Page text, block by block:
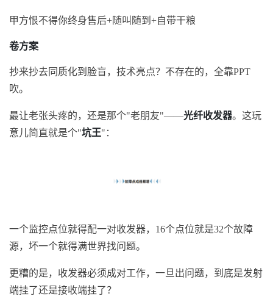
甲方恨不得你终身售后+随叫随到+自带干粮
卷方案
抄来抄去同质化到脸盲，技术亮点？不存在的，全靠PPT
吹。
最让老张头疼的，还是那个"老朋友"——光纤收发器。这玩
意儿简直就是个"坑王"：
一个监控点位就得配一对收发器，16个点位就是32个故障
源，坏一个就得满世界找问题。
更糟的是，收发器必须成对工作，一旦出问题，到底是发射
端挂了还是接收端挂了？